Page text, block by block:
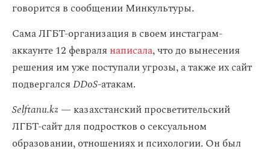
говорится в сообщении Минкультуры.
Сама ЛГБТ-организация в своем инстаграм-
аккаунте 12 февраля написала, что до вынесения
решения им уже поступали угрозы, а также их сайт
подвергалсяDDoS-атакам.
Selftanu.kz — казахстанский просветительский
ЛГБТ-сайт для подростков о сексуальном
образовании, отношениях и психологии. Он был